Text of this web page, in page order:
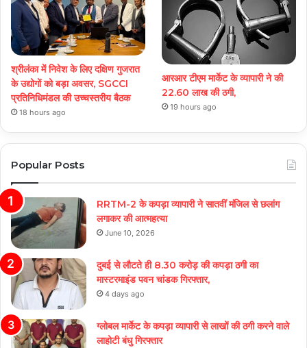
श्रीलंका में निवेश के लिए दक्षिण गुजरात
के उद्योगों को बड़ा अवसर, SGCCI
प्रतिनिधिमंडल की उच्चस्तरीय बैठक
18 hours ago
आरआर टीएम मार्केट के व्यापारी ने की
22.60 लाख की ठगी,
19 hours ago
Popular Posts
RRTM-2 के कपड़ा व्यापारी ने सातवीं मंजिल से छलांग
लगाकर की आत्महत्या
June 10, 2026
दुबई से लौटते ही 8.30 करोड़ की कपड़ा ठगी का
मास्टरमाइंड पवन चांडक गिरफ्तार,
4 days ago
ग्लोबल मार्केट के कपड़ा व्यापारी से लाखों की ठगी करने वाले
लाहोटी बंधु गिरफ्तार